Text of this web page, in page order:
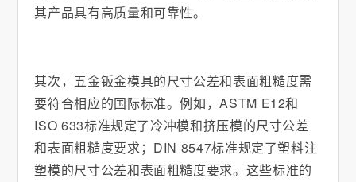
其产品具有高质量和可靠性。
其次，五金钣金模具的尺寸公差和表面粗糙度需
要符合相应的国际标准。例如，ASTM E12和
ISO 633标准规定了冷冲模和挤压模的尺寸公差
和表面粗糙度要求；DIN 8547标准规定了塑料注
塑模的尺寸公差和表面粗糙度要求。这些标准的